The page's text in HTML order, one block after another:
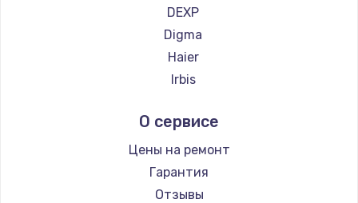
Замена клавиатуры
1490 руб.
Заказать
Замена SSD
990 руб.
Заказать
DEXP
Digma
Haier
Irbis
Microsoft
BlackView
Amazon
Aquarius
О сервисе
Цены на ремонт
Гарантия
Отзывы